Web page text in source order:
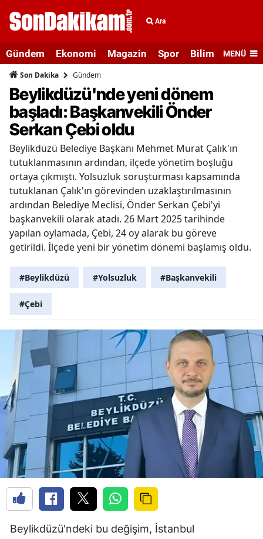
Ara
Gündem Ekonomi Magazin Spor Bilim veMENÜ
Son Dakika Gündem
Beylikdüzü'nde yeni dönem
başladı: Başkanvekili Önder
Serkan Çebi oldu
Beylikdüzü Belediye Başkanı Mehmet Murat Çalık'ın
tutuklanmasının ardından, ilçede yönetim boşluğu
ortaya çıkmıştı. Yolsuzluk soruşturması kapsamında
tutuklanan Çalık'ın görevinden uzaklaştırılmasının
ardından Belediye Meclisi, Önder Serkan Çebi'yi
başkanvekili olarak atadı. 26 Mart 2025 tarihinde
yapılan oylamada, Çebi, 24 oy alarak bu göreve
getirildi. İlçede yeni bir yönetim dönemi başlamış oldu.
#Beylikdüzü #Yolsuzluk #Başkanvekili
#Çebi
Beylikdüzü'ndeki bu değişim, İstanbul